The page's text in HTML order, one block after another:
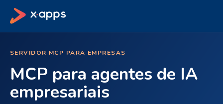
SERVIDOR MCP PARA EMPRESAS
MCP para agentes de IA
empresariais